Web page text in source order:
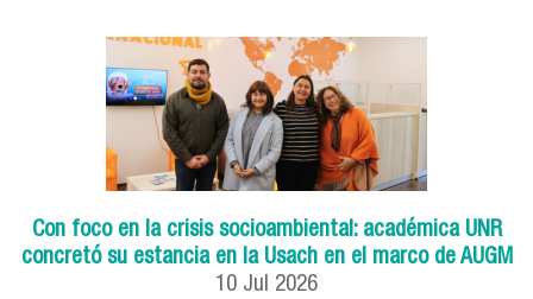
Con foco en la crisis socioambiental: académica UNR
concretó su estancia en la Usach en el marco de AUGM
10 Jul 2026